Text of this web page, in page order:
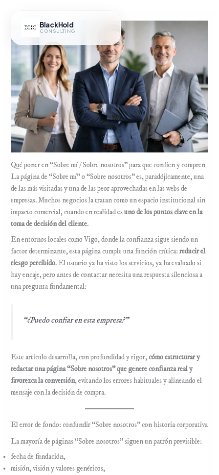
contenido
BlackHold
CONSULTING
Hub IA
Qué poner en “Sobre mí / Sobre nosotros” para que confíen y compren
La página de “Sobre mí” o “Sobre nosotros” es, paradójicamente, una
de las más visitadas y una de las peor aprovechadas en las webs de
empresas. Muchos negocios la tratan como un espacio institucional sin
impacto comercial, cuando en realidad esuno de los puntos clave en la
toma de decisión del cliente.
En entornos locales como Vigo, donde la confianza sigue siendo un
factor determinante, esta página cumple una función crítica:reducir el
riesgo percibido. El usuario ya ha visto los servicios, ya ha evaluado si
hay encaje, pero antes de contactar necesita una respuesta silenciosa a
una pregunta fundamental:
“¿Puedo confiar en esta empresa?”
Este artículo desarrolla, con profundidad y rigor,cómo estructurar y
redactar una página “Sobre nosotros” que genere confianza real y
favorezca la conversión, evitando los errores habituales y alineando el
mensaje con la decisión de compra.
El error de fondo: confundir “Sobre nosotros” con historia corporativa
La mayoría de páginas “Sobre nosotros” siguen un patrón previsible:
fecha de fundación,
misión, visión y valores genéricos,